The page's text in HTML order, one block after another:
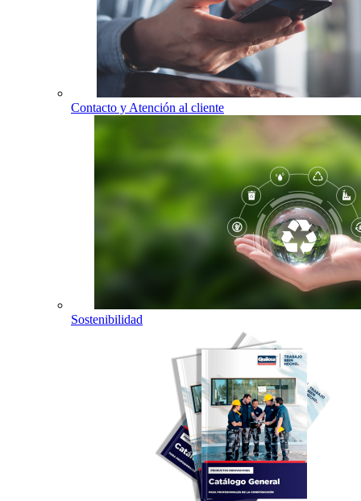
Contacto y Atención al cliente
Sostenibilidad